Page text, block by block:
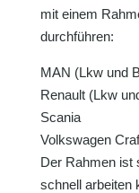
mit einem
durchführen:
MAN (Lkw und
Renault (Lkw
Scania
Volkswagen
Der Rahmen ist
schnell arbeiten